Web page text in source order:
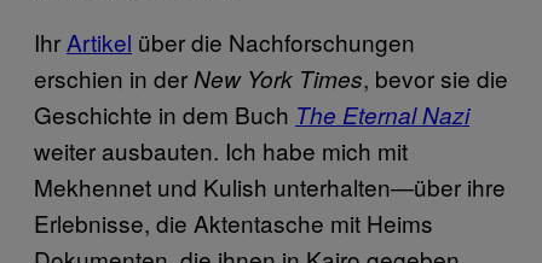
Ihr Artikel über die Nachforschungen
erschien in derNew York Times, bevor sie die
Geschichte in dem Buch The Eternal Nazi
weiter ausbauten. Ich habe mich mit
Mekhennet und Kulish unterhalten—über ihre
Erlebnisse, die Aktentasche mit Heims